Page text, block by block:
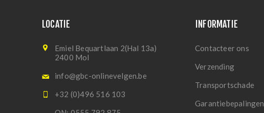
LOCATIE
Emiel Bequartlaan 2(Hal 13a)
2400 Mol
info@gbc-onlinevelgen.be
+32 (0)496 516 103
INFORMATIE
Contacteer ons
Verzending
Transportschade
Garantiebepalingen